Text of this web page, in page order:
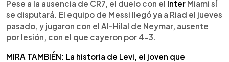
Pese a la ausencia de CR7, el duelo con el Inter Miami sí
se disputará. El equipo de Messi llegó ya a Riad el jueves
pasado, y jugaron con el Al-Hilal de Neymar, ausente
por lesión, con el que cayeron por 4-3.
MIRA TAMBIÉN: La historia de Levi, el joven que